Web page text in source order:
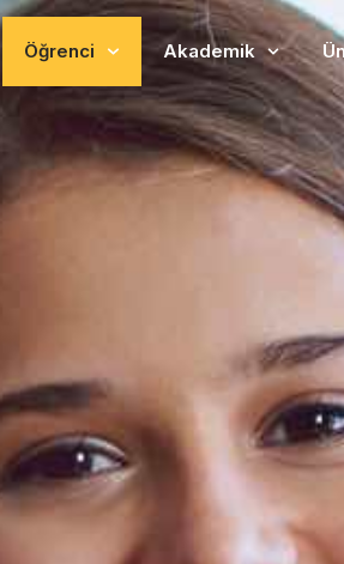
Öğrenci Akademik